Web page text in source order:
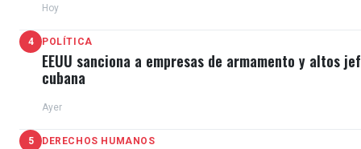
Hoy
4 POLÍTICA
EEUU sanciona a empresas de armamento y altos
cubana
Ayer
5 DERECHOS HUMANOS